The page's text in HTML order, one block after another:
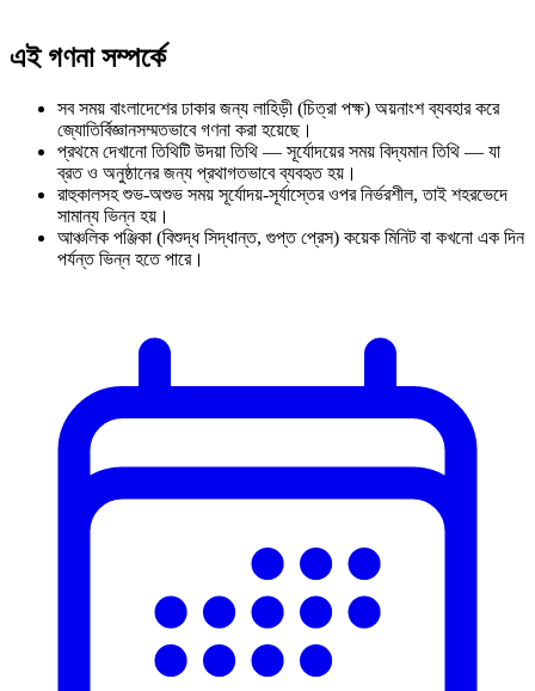
এই গণনা সম্পর্কে
সব সময় বাংলাদেশের ঢাকার জন্য লাহিড়ী (চিত্রা পক্ষ) অয়নাংশ ব্যবহার করে
জ্যোতির্বিজ্ঞানসম্মতভাবে গণনা করা হয়েছে।
প্রথমে দেখানো তিথিটি উদয়া তিথি — সূর্যোদয়ের সময় বিদ্যমান তিথি — যা
ব্রত ও অনুষ্ঠানের জন্য প্রথাগতভাবে ব্যবহৃত হয়।
রাহুকালসহ শুভ-অশুভ সময় সূর্যোদয়-সূর্যাস্তের ওপর নির্ভরশীল, তাই শহরভেদে
সামান্য ভিন্ন হয়।
আঞ্চলিক পঞ্জিকা (বিশুদ্ধ সিদ্ধান্ত, গুপ্ত প্রেস) কয়েক মিনিট বা কখনো এক দিন
পর্যন্ত ভিন্ন হতে পারে।